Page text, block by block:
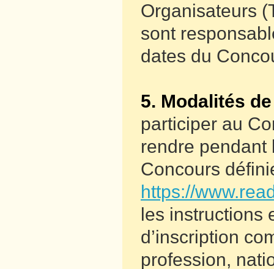
Organisateurs
sont
dates du
5. Modalités
participer au
rendre pendant
Concours
https://
les instructions
d’inscription
profession,